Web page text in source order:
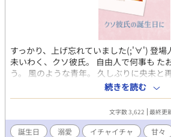
すっかり、上げ忘れていました(;'∀') 登
未いわく、クソ彼氏。 自由人で何事も た
う。 風のような青年。 久しぶりに央未と
自分の心には、少しうとい。 とりあえず
１７０ｃｍ 朔に逃げられたせいで すっか
直さを忘れてしまった。 でも時々、強が
る。 しらずしらず、彼氏を 束縛しちゃう
い好青年。
続きを読む
文字数 3,622 最終更
誕生日 溺愛 イチャイチャ 甘々